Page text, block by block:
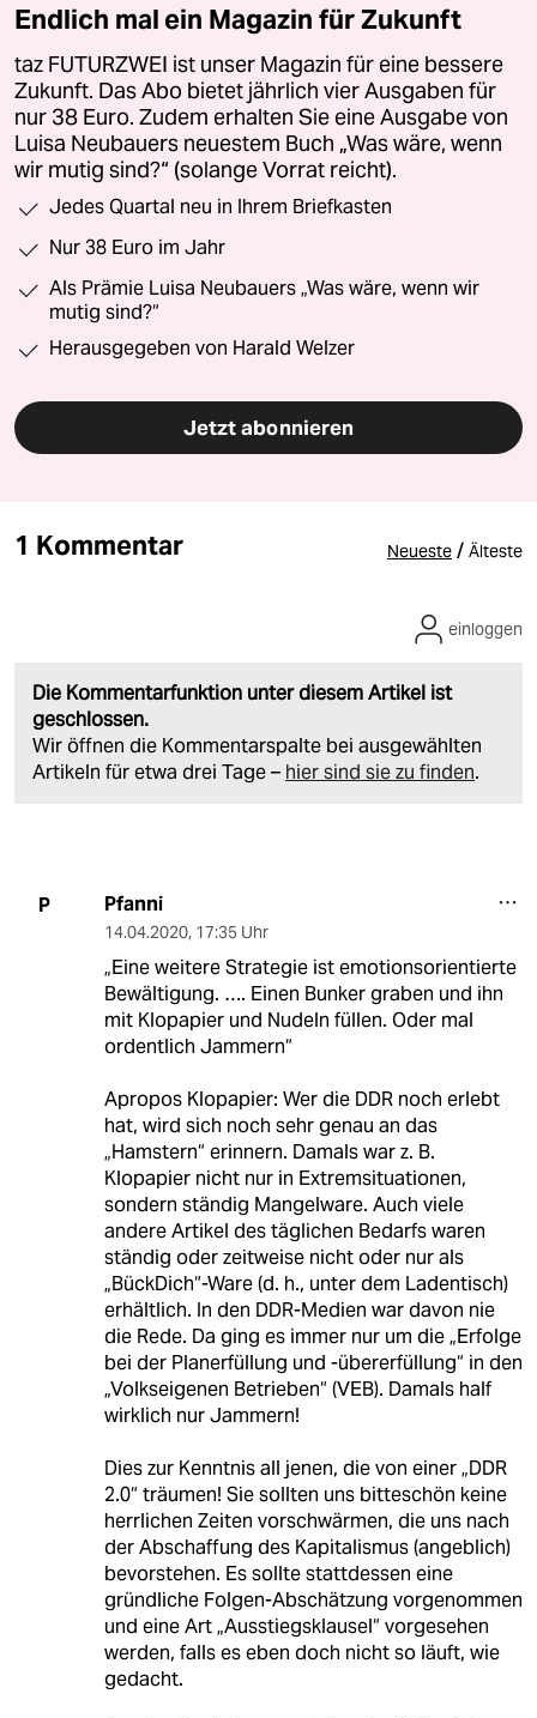
Endlich mal ein Magazin für Zukunft
taz FUTURZWEI ist unser Magazin für eine bessere
Zukunft. Das Abo bietet jährlich vier Ausgaben für
nur 38 Euro. Zudem erhalten Sie eine Ausgabe von
Luisa Neubauers neuestem Buch „Was wäre, wenn
wir mutig sind?“ (solange Vorrat reicht).
Jedes Quartal neu in Ihrem Briefkasten
Nur 38 Euro im Jahr
Als Prämie Luisa Neubauers „Was wäre, wenn wir
mutig sind?“
Herausgegeben von Harald Welzer
Jetzt abonnieren
1 Kommentar Neueste / Älteste
Die Kommentarfunktion unter diesem Artikel ist
geschlossen.
Wir öffnen die Kommentarspalte bei ausgewählten
Artikeln für etwa drei Tage – hier sind sie zu finden.
einloggen
P Pfanni
14.04.2020, 17:35 Uhr
„Eine weitere Strategie ist emotionsorientierte
Bewältigung. …. Einen Bunker graben und ihn
mit Klopapier und Nudeln füllen. Oder mal
ordentlich Jammern“
Apropos Klopapier: Wer die DDR noch erlebt
hat, wird sich noch sehr genau an das
„Hamstern“ erinnern. Damals war z. B.
Klopapier nicht nur in Extremsituationen,
sondern ständig Mangelware. Auch viele
andere Artikel des täglichen Bedarfs waren
ständig oder zeitweise nicht oder nur als
„BückDich“-Ware (d. h., unter dem Ladentisch)
erhältlich. In den DDR-Medien war davon nie
die Rede. Da ging es immer nur um die „Erfolge
bei der Planerfüllung und -übererfüllung“ in den
„Volkseigenen Betrieben“ (VEB). Damals half
wirklich nur Jammern!
Dies zur Kenntnis all jenen, die von einer „DDR
2.0“ träumen! Sie sollten uns bitteschön keine
herrlichen Zeiten vorschwärmen, die uns nach
der Abschaffung des Kapitalismus (angeblich)
bevorstehen. Es sollte stattdessen eine
gründliche Folgen-Abschätzung vorgenommen
und eine Art „Ausstiegsklausel“ vorgesehen
werden, falls es eben doch nicht so läuft, wie
gedacht.